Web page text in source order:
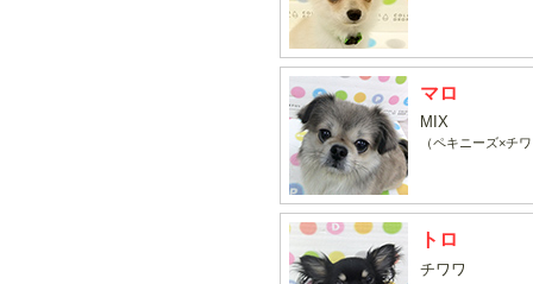
マロ
MIX
（ペキニーズ×チ
トロ
チワワ